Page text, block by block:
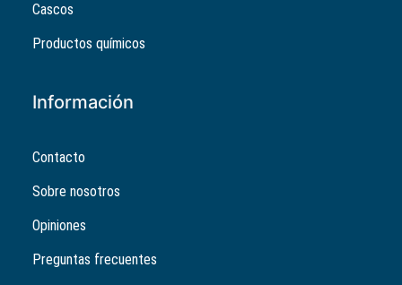
Cascos
Productos químicos
Información
Contacto
Sobre nosotros
Opiniones
Preguntas frecuentes